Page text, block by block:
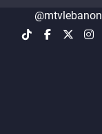
@mtvlebanon